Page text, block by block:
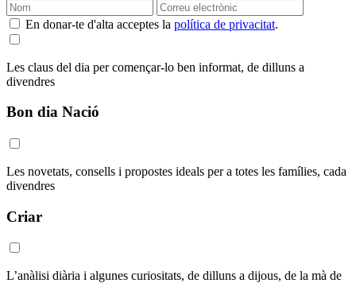
En donar-te d'alta acceptes la política de privacitat.
Les claus del dia per començar-lo ben informat, de dilluns a
divendres
Bon dia Nació
Les novetats, consells i propostes ideals per a totes les famílies, cada
divendres
Criar
L’anàlisi diària i algunes curiositats, de dilluns a dijous, de la mà de